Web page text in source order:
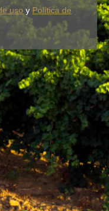
fiel a una
BLUME & GASTRO
-Política de cookies- Tienda
uso y Política de